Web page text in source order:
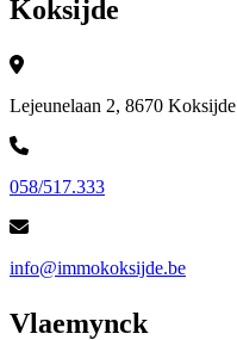
Koksijde
Lejeunelaan 2, 8670 Koksijde
058/517.333
info@immokoksijde.be
Vlaemynck